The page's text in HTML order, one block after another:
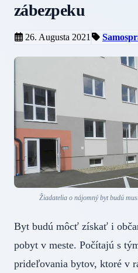
zábezpeku
26. Augusta 2021
Žiadatelia o nájomný byt budú
Byt budú môcť získať i
pobyt v meste. Počítajú s
prideľovania bytov, ktoré v